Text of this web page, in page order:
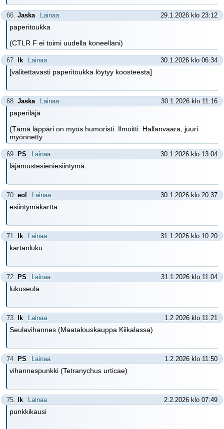
66. Jaska Lainaa 29.1.2026 klo 23:12
paperitoukka
(CTLR F ei toimi uudella koneellani)
67. lk Lainaa 30.1.2026 klo 06:34
[valitettavasti paperitoukka löytyy koosteesta]
68. Jaska Lainaa 30.1.2026 klo 11:16
paperiläjä
(Tämä läppäri on myös humoristi. Ilmoitti: Hallanvaara, juuri
myönnetty
69. PS Lainaa 30.1.2026 klo 13:04
läjämustesieniesiintymä
70. eol Lainaa 30.1.2026 klo 20:37
esiintymäkartta
71. lk Lainaa 31.1.2026 klo 10:20
kartanluku
72. PS Lainaa 31.1.2026 klo 11:04
lukuseula
73. lk Lainaa 1.2.2026 klo 11:21
Seulavihannes (Maatalouskauppa Kiikalassa)
74. PS Lainaa 1.2.2026 klo 11:50
vihannespunkki (Tetranychus urticae)
75. lk Lainaa 2.2.2026 klo 07:49
punkkikausi